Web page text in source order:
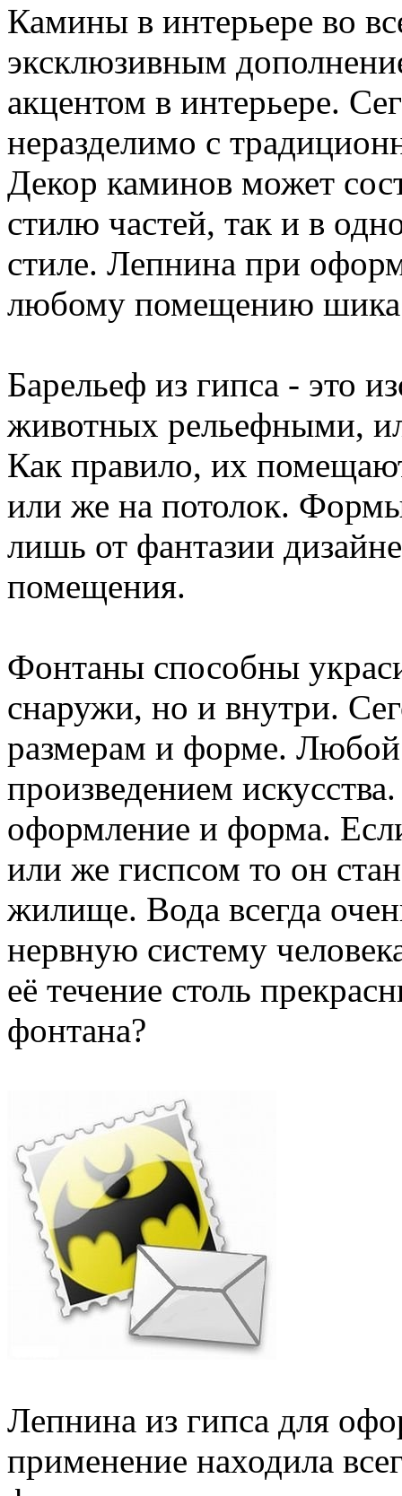
Камины в интерьере во
эксклюзивным
акцентом в интерьере.
неразделимо с
Декор каминов может
стилю частей, так и в
стиле. Лепнина при
любому помещению
Барельеф из гипса - это
животных рельефными,
Как правило, их
или же на потолок. Формы
лишь от фантазии
помещения.
Фонтаны способны
снаружи, но и внутри.
размерам и форме.
произведением
оформление и форма.
или же гиспсом то он
жилище. Вода всегда
нервную систему
её течение столь
фонтана?
Лепнина из гипса для
применение находила